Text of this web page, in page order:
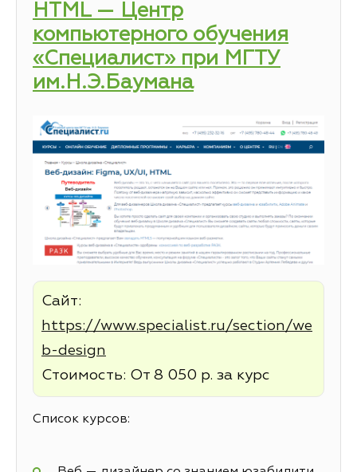
HTML — Центр
компьютерного обучения
«Специалист» при МГТУ
им.Н.Э.Баумана
Сайт:
https://www.specialist.ru/section/we
b-design
Стоимость: От 8 050 р. за курс
Список курсов: